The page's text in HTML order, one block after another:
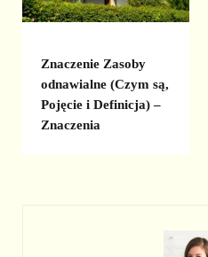
Znaczenie Zasoby
odnawialne (Czym są,
Pojęcie i Definicja) –
Znaczenia